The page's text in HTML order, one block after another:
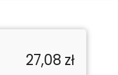
27,08 zł